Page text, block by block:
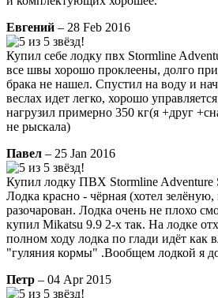
Евгений – 28 Feb 2016
Купил себе лодку пвх Stormline
все швы хорошо проклеены, долго
брака не нашел. Спустил на воду и
веслах идет легко, хорошо
нагрузил примерно 350 кг(я +друг
не рыскала)
Павел – 25 Jan 2016
Купил лодку ПВХ Stormline Adventure
Лодка красно - чёрная (хотел
разочарован. Лодка очень не плохо
купил Mikatsu 9.9 2-х так. На лодке
полном ходу лодка по глади идёт как
"гуляния кормы" .Вообщем лодкой я
Петр – 04 Apr 2015